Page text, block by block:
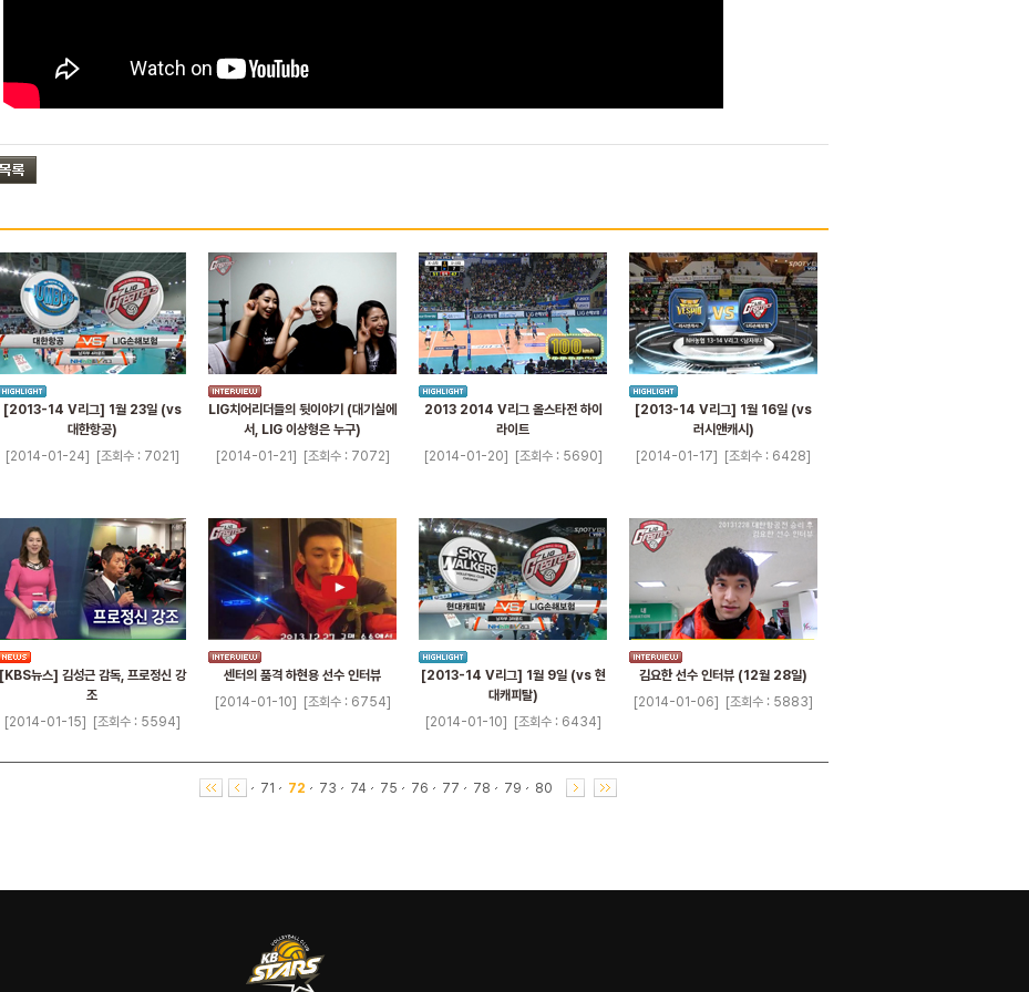
[2013-14 V리그] 1월 23일 (vs
대한항공)
[2014-01-24]
[조회수 : 7021]
LIG치어리더들의 뒷이야기 (대기실에
서, LIG 이상형은 누구)
[2014-01-21]
[조회수 : 7072]
2013 2014 V리그 올스타전 하이
라이트
[2014-01-20]
[조회수 : 5690]
[2013-14 V리그] 1월 16일 (vs
러시앤캐시)
[2014-01-17]
[조회수 : 6428]
[KBS뉴스] 김성근 감독, 프로정신 강
조
[2014-01-15]
[조회수 : 5594]
센터의 품격 하현용 선수 인터뷰
[2014-01-10]
[조회수 : 6754]
[2013-14 V리그] 1월 9일 (vs 현
대캐피탈)
[2014-01-10]
[조회수 : 6434]
김요한 선수 인터뷰 (12월 28일)
[2014-01-06]
[조회수 : 5883]
71 72 73 74 75 76 77 78 79 80